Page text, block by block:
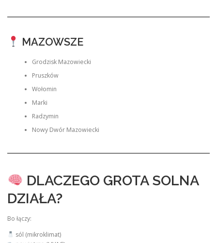
MAZOWSZE
Grodzisk Mazowiecki
Pruszków
Wołomin
Marki
Radzymin
Nowy Dwór Mazowiecki
DLACZEGO GROTA SOLNA
DZIAŁA?
Bo łączy:
sól (mikroklimat)